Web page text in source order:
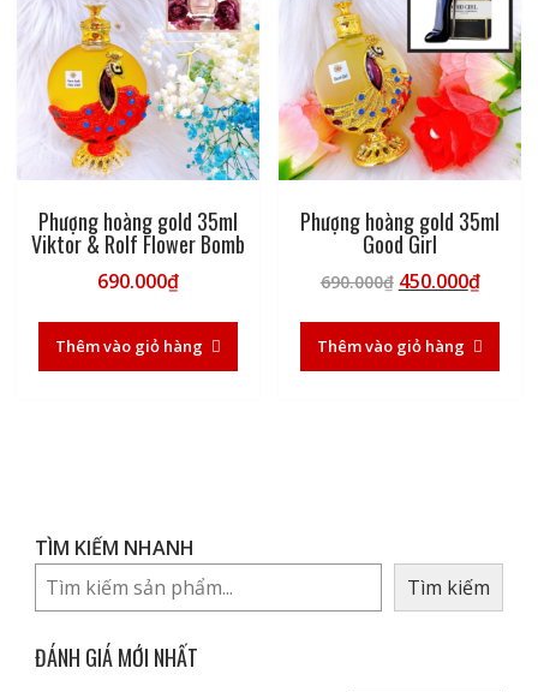
Phượng hoàng gold 35ml
Viktor & Rolf Flower Bomb
690.000₫
Thêm vào giỏ hàng
Phượng hoàng gold 35ml
Good Girl
690.000₫ Giá
là:
690.000₫.
450.000₫Giá
tại
là:
Thêm vào giỏ hàng
TÌM KIẾM NHANH
Tìm kiếm
ĐÁNH GIÁ MỚI NHẤT